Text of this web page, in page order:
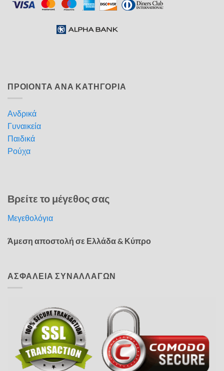
ΠΡΟΙΟΝΤΑ ΑΝΑ ΚΑΤΗΓΟΡΙΑ
Ανδρικά
Γυναικεία
Παιδικά
Ρούχα
Βρείτε το μέγεθος σας
Μεγεθολόγια
Άμεση αποστολή σε Ελλάδα & Κύπρο
ΑΣΦΑΛΕΙΑ ΣΥΝΑΛΛΑΓΩΝ